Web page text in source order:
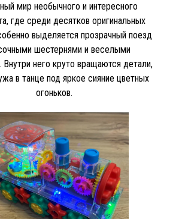
мир необычного и интересного
где среди десятков оригинальных
выделяется прозрачный поезд
шестернями и веселыми
него круто вращаются детали,
в танце под яркое сияние цветных
огоньков.